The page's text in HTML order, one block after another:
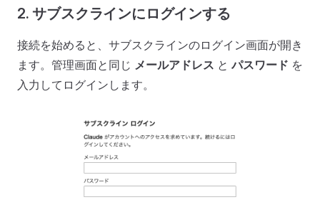
2. サブスクラインにログインする
接続を始めると、サブスクラインのログイン画面が開き
ます。管理画面と同じ メールアドレス と パスワード を
入力してログインします。